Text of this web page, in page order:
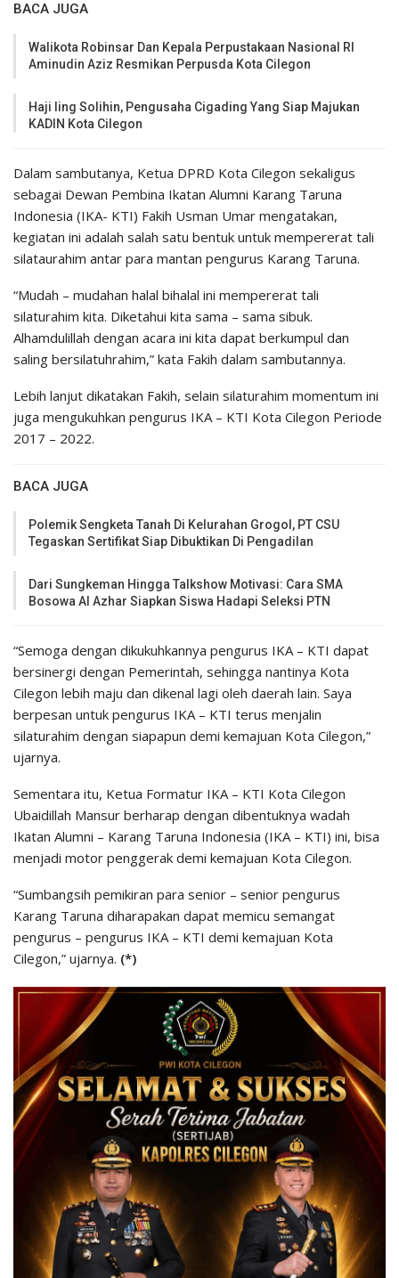
BACA JUGA
Walikota Robinsar Dan Kepala Perpustakaan Nasional RI
Aminudin Aziz Resmikan Perpusda Kota Cilegon
Haji Iing Solihin, Pengusaha Cigading Yang Siap Majukan
KADIN Kota Cilegon
Dalam sambutanya, Ketua DPRD Kota Cilegon sekaligus
sebagai Dewan Pembina Ikatan Alumni Karang Taruna
Indonesia (IKA- KTI) Fakih Usman Umar mengatakan,
kegiatan ini adalah salah satu bentuk untuk mempererat tali
silataurahim antar para mantan pengurus Karang Taruna.
“Mudah – mudahan halal bihalal ini mempererat tali
silaturahim kita. Diketahui kita sama – sama sibuk.
Alhamdulillah dengan acara ini kita dapat berkumpul dan
saling bersilatuhrahim,” kata Fakih dalam sambutannya.
Lebih lanjut dikatakan Fakih, selain silaturahim momentum ini
juga mengukuhkan pengurus IKA – KTI Kota Cilegon Periode
2017 – 2022.
BACA JUGA
Polemik Sengketa Tanah Di Kelurahan Grogol, PT CSU
Tegaskan Sertifikat Siap Dibuktikan Di Pengadilan
Dari Sungkeman Hingga Talkshow Motivasi: Cara SMA
Bosowa Al Azhar Siapkan Siswa Hadapi Seleksi PTN
“Semoga dengan dikukuhkannya pengurus IKA – KTI dapat
bersinergi dengan Pemerintah, sehingga nantinya Kota
Cilegon lebih maju dan dikenal lagi oleh daerah lain. Saya
berpesan untuk pengurus IKA – KTI terus menjalin
silaturahim dengan siapapun demi kemajuan Kota Cilegon,”
ujarnya.
Sementara itu, Ketua Formatur IKA – KTI Kota Cilegon
Ubaidillah Mansur berharap dengan dibentuknya wadah
Ikatan Alumni – Karang Taruna Indonesia (IKA – KTI) ini, bisa
menjadi motor penggerak demi kemajuan Kota Cilegon.
“Sumbangsih pemikiran para senior – senior pengurus
Karang Taruna diharapakan dapat memicu semangat
pengurus – pengurus IKA – KTI demi kemajuan Kota
Cilegon,” ujarnya. (*)